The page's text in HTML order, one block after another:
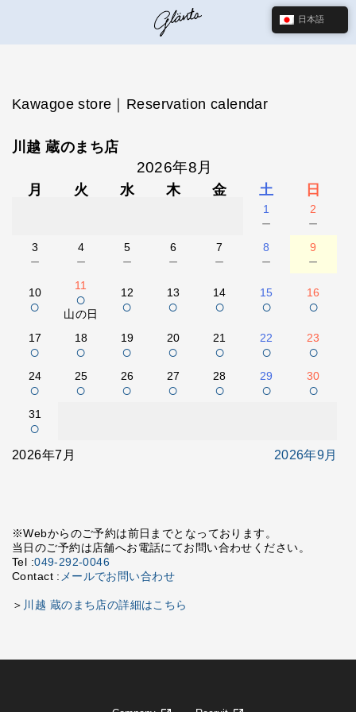
Kawagoe store｜Reservation calendar
川越 蔵のまち店
2026年8月
月 火 水 木 金 土 日
1
－
2
－
3
－
4
－
5
－
6
－
7
－
8
－
9
－
10
○
11
○
山の日
12
○
13
○
14
○
15
○
16
○
17
○
18
○
19
○
20
○
21
○
22
○
23
○
24
○
25
○
26
○
27
○
28
○
29
○
30
○
31
○
2026年7月 2026年9月
※Webからのご予約は前日までとなっております。
当日のご予約は店舗へお電話にてお問い合わせください。
Tel :049-292-0046
Contact : メールでお問い合わせ
＞ 川越 蔵のまち店の詳細はこちら
日本語